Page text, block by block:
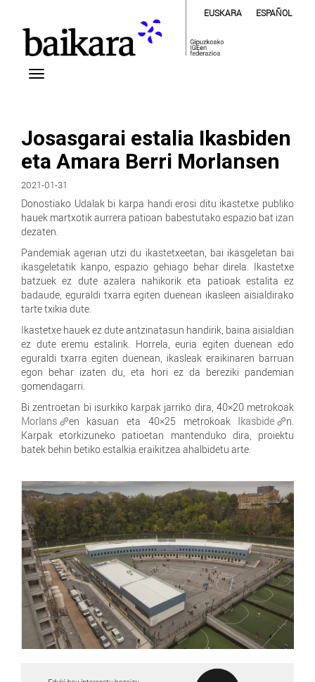
EUSKARA ESPAÑOL
Josasgarai estalia Ikasbiden
eta Amara Berri Morlansen
2021-01-31
Donostiako Udalak bi karpa handi erosi ditu ikastetxe publiko
hauek martxotik aurrera patioan babestutako espazio bat izan
dezaten.
Pandemiak agerian utzi du ikastetxeetan, bai ikasgeletan bai
ikasgeletatik kanpo, espazio gehiago behar direla. Ikastetxe
batzuek ez dute azalera nahikorik eta patioak estalita ez
badaude, eguraldi txarra egiten duenean ikasleen aisialdirako
tarte txikia dute.
Ikastetxe hauek ez dute antzinatasun handirik, baina aisialdian
ez dute eremu estalirik. Horrela, euria egiten duenean edo
eguraldi txarra egiten duenean, ikasleak eraikinaren barruan
egon behar izaten du, eta hori ez da bereziki pandemian
gomendagarri.
Bi zentroetan bi isurkiko karpak jarriko dira, 40×20 metrokoak
Morlans
en kasuan eta 40×25 metrokoak Ikasbide
n.
Karpak etorkizuneko patioetan mantenduko dira, proiektu
batek behin betiko estalkia eraikitzea ahalbidetu arte.